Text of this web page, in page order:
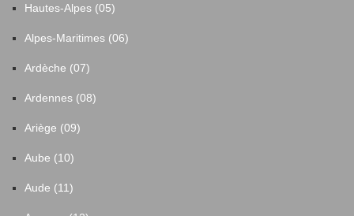
Hautes-Alpes (05)
Alpes-Maritimes (06)
Ardèche (07)
Ardennes (08)
Ariège (09)
Aube (10)
Aude (11)